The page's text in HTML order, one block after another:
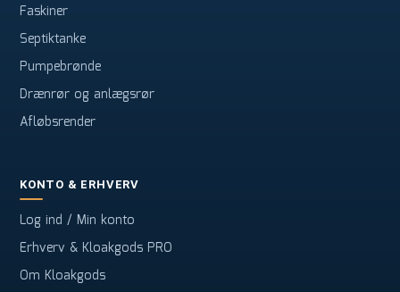
Faskiner
Septiktanke
Pumpebrønde
Drænrør og anlægsrør
Afløbsrender
KONTO & ERHVERV
Log ind / Min konto
Erhverv & Kloakgods PRO
Om Kloakgods